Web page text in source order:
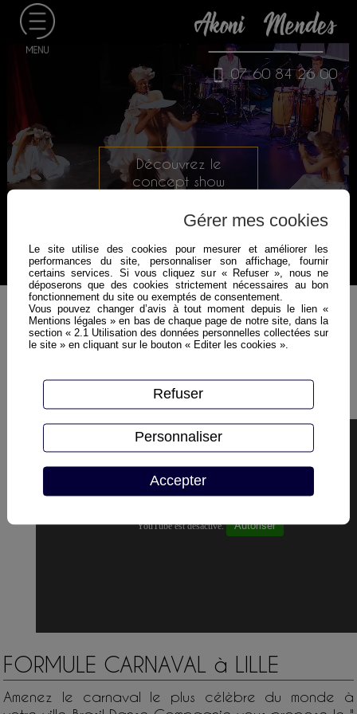
07 60 84 26 00
Découvrez le
concept show
YouTube est désactivé. Autoriser
FORMULE CARNAVAL à LILLE
Amenez le carnaval le plus célèbre du monde à
Gérer mes cookies
Le site utilise des cookies pour mesurer et améliorer les
performances du site, personnaliser son affichage, fournir
certains services. Si vous cliquez sur « Refuser », nous ne
déposerons que des cookies strictement nécessaires au bon
fonctionnement du site ou exemptés de consentement.
Vous pouvez changer d’avis à tout moment depuis le lien «
Mentions légales » en bas de chaque page de notre site, dans la
section « 2.1 Utilisation des données personnelles collectées sur
le site » en cliquant sur le bouton « Editer les cookies ».
Accepter
Refuser
Personnaliser